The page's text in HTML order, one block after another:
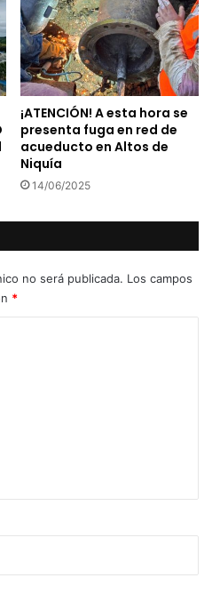
¡ATENCIÓN! A esta hora se
presenta fuga en red de
acueducto en Altos de
Niquía
14/06/2025
no será publicada. Los campos
*